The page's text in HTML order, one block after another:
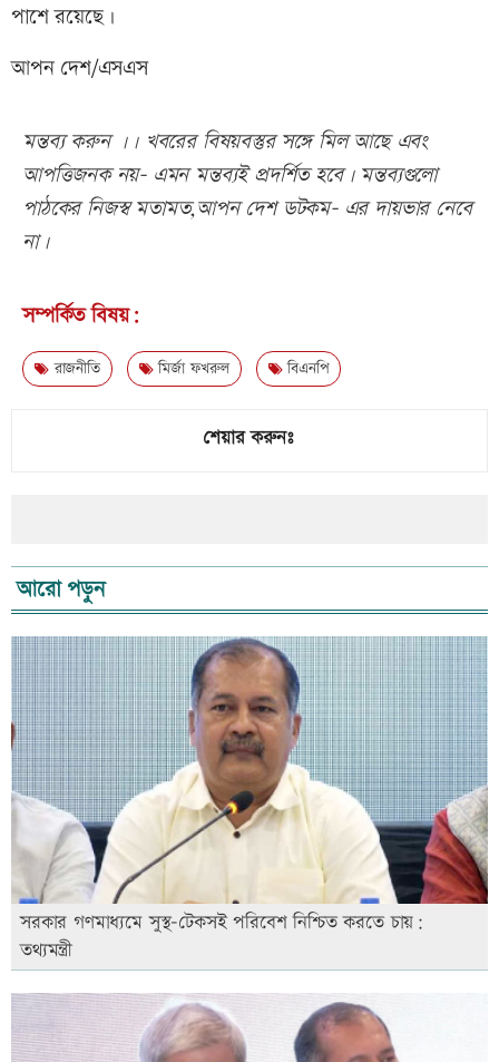
পাশে রয়েছে।
আপন দেশ/এসএস
মন্তব্য করুন ।। খবরের বিষয়বস্তুর সঙ্গে মিল আছে এবং
আপত্তিজনক নয়- এমন মন্তব্যই প্রদর্শিত হবে। মন্তব্যগুলো
পাঠকের নিজস্ব মতামত,আপন দেশ ডটকম- এর দায়ভার নেবে
না।
সম্পর্কিত বিষয়:
রাজনীতি মির্জা ফখরুল বিএনপি
শেয়ার করুনঃ
আরো পড়ুন
সরকার গণমাধ্যমে সুস্থ-টেকসই পরিবেশ নিশ্চিত করতে চায়:
তথ্যমন্ত্রী